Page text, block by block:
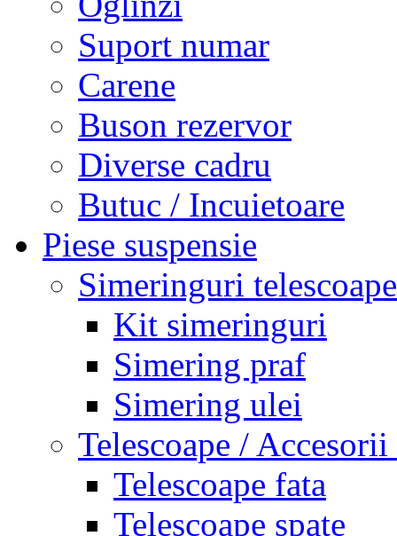
Suport numar
Carene
Buson rezervor
Diverse cadru
Butuc / Incuietoare
Piese suspensie
Simeringuri telescoape
Kit simeringuri
Simering praf
Simering ulei
Telescoape / Accesorii
Telescoape fata
Telescoape spate